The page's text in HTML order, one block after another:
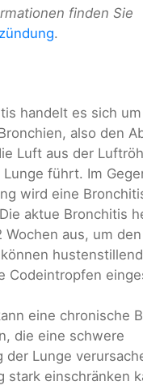
finden Sie
.
handelt es sich
also den
Luft aus der
führt. Im
wird eine
aktue Bronchitis
Wochen aus, um
Codeintropfen
eine chronische
die eine schwere
der Lunge
stark einschränken